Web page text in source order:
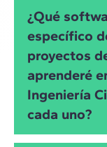
este máster
trazabilidad, la
decisiones a lo
gestiona datos
GPS). El
modelo,
servidumbres,
afectaciones.
precisión,
informadas.
¿Qué
específico
proyectos
aprenderé
Ingeniería
cada uno?